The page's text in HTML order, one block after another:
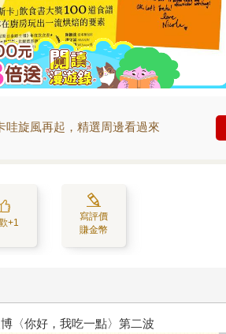
旋風再起，精選周邊看過來
+1
寫評價
賺金幣
書系展